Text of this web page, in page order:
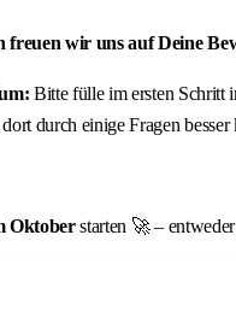
freuen wir uns auf Deine
Bitte fülle im ersten Schritt
durch einige Fragen
Oktoberstarten 🚀 –